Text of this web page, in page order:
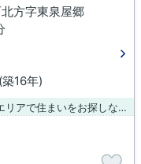
方字東泉屋郷
16年)
こだわりで選びたい方におすすめ。一宮市エリアで住まいをお探しなら「サンタ モニカ」。こちらの物件はアパートです。駅から徒歩10分の物件で、アクセス良好です。安心のお部屋探しなら、当社にお任せ下さい。当社のオススメ物件は、便利で快適な暮らしができますよ。ご要望やご不明な点などございましたら、お気軽にご連絡下さい。